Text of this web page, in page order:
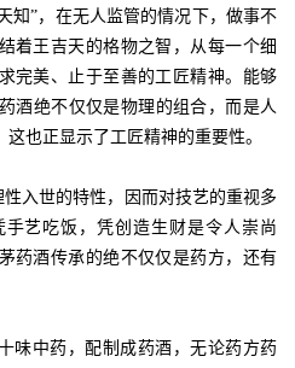
”，在无人监管的情况下，做事不
着王吉天的格物之智，从每一个细
完美、止于至善的工匠精神。能够
酒绝不仅仅是物理的组合，而是人
也正显示了工匠精神的重要性。
入世的特性，因而对技艺的重视多
艺吃饭，凭创造生财是令人崇尚
药酒传承的绝不仅仅是药方，还有
中药，配制成药酒，无论药方药